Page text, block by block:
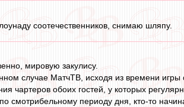
соотечественников, снимаю шляпу.
мировую закулису.
случае МатчТВ, исходя из времени игры
чартеров обоих гостей, у которых
смотрибельному периоду дня, кто-то